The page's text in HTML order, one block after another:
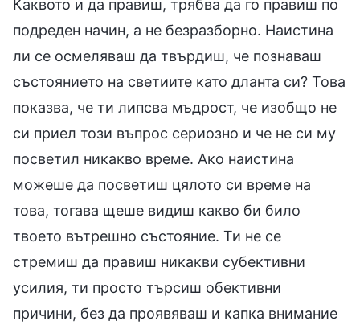
Каквото и да правиш, трябва да го правиш по
подреден начин, а не безразборно. Наистина
ли се осмеляваш да твърдиш, че познаваш
състоянието на светиите като дланта си? Това
показва, че ти липсва мъдрост, че изобщо не
си приел този въпрос сериозно и че не си му
посветил никакво време. Ако наистина
можеше да посветиш цялото си време на
това, тогава щеше видиш какво би било
твоето вътрешно състояние. Ти не се
стремиш да правиш никакви субективни
усилия, ти просто търсиш обективни
причини, без да проявяваш и капка внимание